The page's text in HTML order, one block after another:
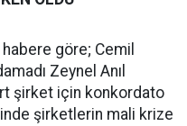
göre; Cemil
Zeynel Anıl
şirket için konkordato
şirketlerin mali krize